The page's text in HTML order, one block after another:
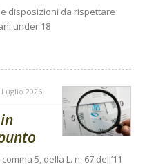
disposizioni da rispettare
under 18
Luglio 2026
5, della L. n. 67 dell’11